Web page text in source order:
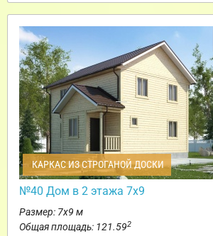
КАРКАС ИЗ СТРОГАНОЙ ДОСКИ
№40 Дом в 2 этажа 7х9
Размер: 7х9 м
Общая площадь: 121.592